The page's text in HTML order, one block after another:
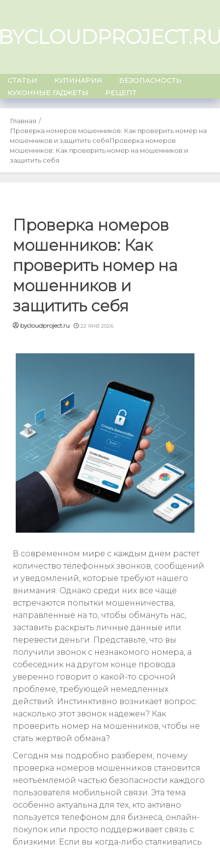
content
СТАТЬИ КУЛИНАРИЯ
БЕЗОПАСНОСТЬ
КУХОННЫЕ ГАДЖЕТЫ
РЕЦЕПТ
Главная
Проверка номеров мошенников: Как проверить номер на
мошенников и защитить себяПроверка номеров
мошенников: Как проверить номер на мошенников и
защитить себя
Проверка номеров
мошенников: Как
проверить номер на
мошенников и
защитить себя
bycloudproject.ru 22 ЯНВ 2026
В современном мире с каждым днем растет
количество телефонных звонков, сообщений
и уведомлений, которые требуют нашего
внимания. Однако среди них все чаще
встречаются попытки мошенничества,
направленные на то, чтобы обмануть нас,
заставить раскрыть личные данные или
перевести деньги. Представьте, что вы
получили звонок с незнакомого номера, а
собеседник на другом конце провода
уверенно говорит о какой-то срочной
проблеме, требующей немедленных
действий. Инстинктивно возникает вопрос:
насколько этот звонок надежен? Как
проверить номер на мошенников, чтобы не
стать жертвой обмана?
Сегодня мы подробно разберем, почему
проверка номеров мошенников становится
неотъемлемой частью безопасности каждого
пользователя мобильной связи. Эта тема
особенно актуальна для тех, кто активно
пользуется телефоном для бизнеса, онлайн-
покупок или просто поддерживает связь с
близкими. Если вы когда-либо сталкивались